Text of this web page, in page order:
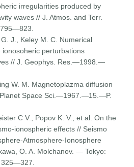
irregularities produced by
waves // J. Atmos. and Terr.
J., Keley M. C. Numerical
perturbations
// J. Geophys. Res.—1998.—
W. M. Magnetoplazma diffusion
Space Sci.—1967.—15.—P.
С V., Popov K. V., et al. On the
ionospheric effects // Seismo
Atmosphere-Ionosphere
O. A. Molchanov. — Tokyo: